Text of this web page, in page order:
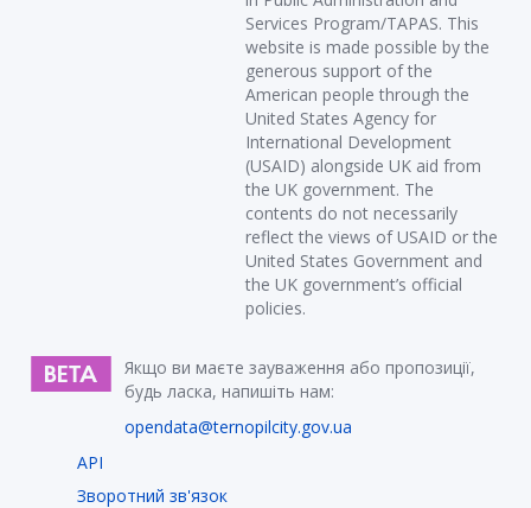
Services Program/TAPAS. This
website is made possible by the
generous support of the
American people through the
United States Agency for
International Development
(USAID) alongside UK aid from
the UK government. The
contents do not necessarily
reflect the views of USAID or the
United States Government and
the UK government’s official
policies.
Якщо ви маєте зауваження або пропозиції,
будь ласка, напишіть нам:
opendata@ternopilcity.gov.ua
API
Зворотний зв'язок